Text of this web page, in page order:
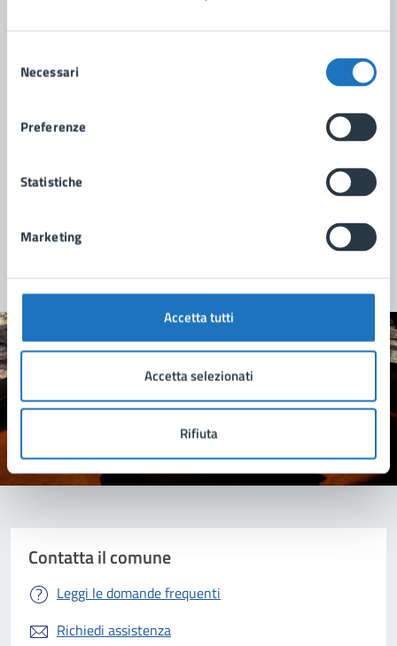
delNecessari
Preferenze
Statistiche
Marketing
Accetta tutti
Accetta selezionati
Rifiuta
Quanto sono chiare le informazioni su questa
Valuta 5 stelle su 5
Valuta 4 stelle su 5
Valuta 3 stelle su 5
Valuta 2 stelle su 5
Valuta 1 stelle su 5
Contatta il comune
Leggi le domande frequenti
Richiedi assistenza